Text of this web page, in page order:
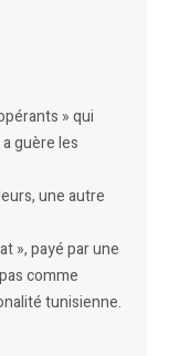
» qui
guère les
une autre
», payé par une
comme
tunisienne.